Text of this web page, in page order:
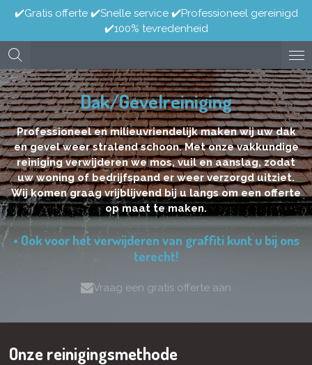
Ga
naar
de
hoofdinhoud
✔️Gratis offerte ✔️Snelle service ✔️Professioneel gereinigd
✔️100% tevredenheid
Dak/Gevelreiniging
Professioneel en milieuvriendelijk maken wij uw dak
en gevel weer stralend schoon. Met onze vakkundige
reiniging verwijderen we mos, vuil en aanslag, zodat
uw woning of bedrijfspand er weer verzorgd uitziet.
Wij komen graag vrijblijvend bij u langs om een offerte
op maat te maken.
• Ook voor het verwijderen van graffiti kunt u bij ons
terecht!
Vraag een gratis offerte aan
Onze reinigingsmethode